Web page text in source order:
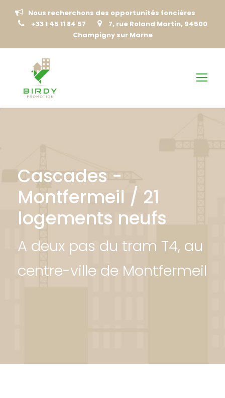
Nous recherchons des opportunités foncières
+33 1 45 11 84 57
7, rue Roland Martin, 94500
Champigny sur Marne
Cascades -
Montfermeil / 21
logements neufs
A deux pas du tram T4, au
centre-ville de Montfermeil